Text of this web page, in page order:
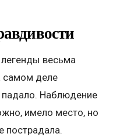
весьма
самом деле
падало. Наблюдение
имело место, но
пострадала.